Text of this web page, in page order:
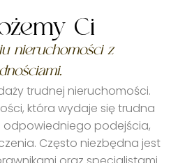
Ci
nieruchomości z
trudnej nieruchomości.
która wydaje się trudna
podejścia,
Często niezbędna jest